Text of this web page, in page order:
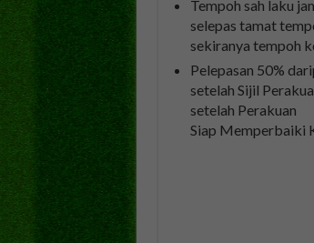
Tempoh sah laku
selepas tamat
sekiranya tempoh
Pelepasan 50%
setelah Sijil
setelah Perakuan
Siap Memperbaiki